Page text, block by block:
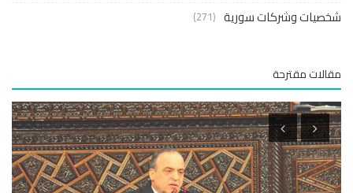
وشركات سورية (271)
مقترحة